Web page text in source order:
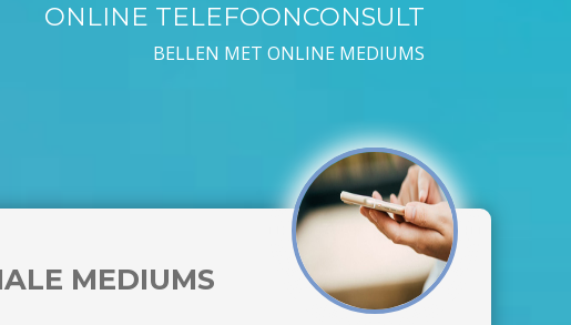
ONLINE TELEFOONCONSULT
BELLEN MET ONLINE MEDIUMS
MEDIUMS